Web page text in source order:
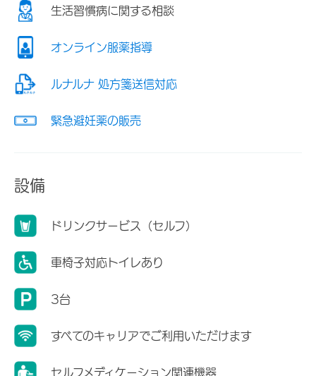
生活習慣病に関する相談
オンライン服薬指導
ルナルナ 処方箋送信対応
緊急避妊薬の販売
設備
ドリンクサービス（セルフ）
車椅子対応トイレあり
3台
すべてのキャリアでご利用いただけます
セルフメディケーション関連機器